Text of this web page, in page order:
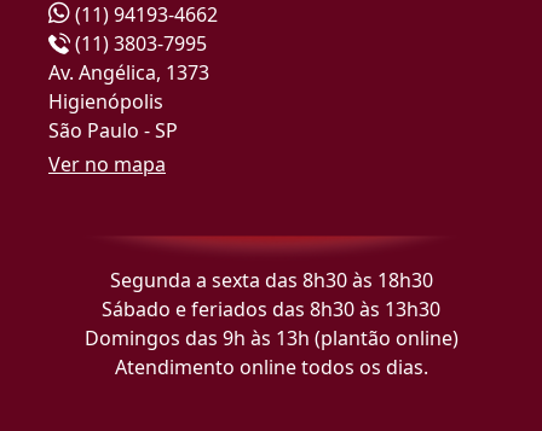
(11) 94193-4662
(11) 3803-7995
Av. Angélica, 1373
Higienópolis
São Paulo - SP
Ver no mapa
Segunda a sexta das 8h30 às 18h30
Sábado e feriados das 8h30 às 13h30
Domingos das 9h às 13h (plantão online)
Atendimento online todos os dias.